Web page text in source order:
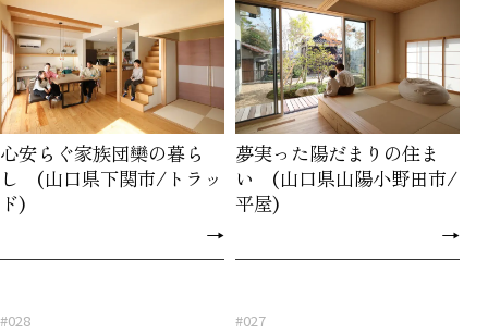
心安らぐ家族団欒の暮ら
し (山口県下関市/トラッ
ド)
→
夢実った陽だまりの住ま
い (山口県山陽小野田市/
平屋)
→
#028 #027